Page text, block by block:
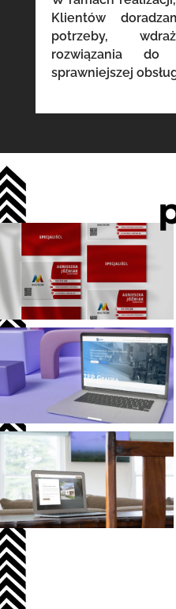
Klientów
potrzeby,
rozwiązania do
sprawniejszej